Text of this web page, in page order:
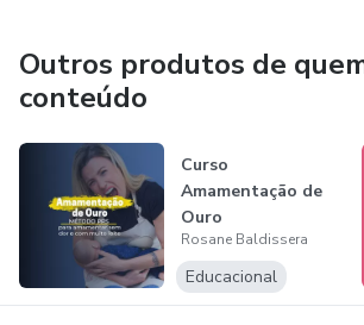
Outros produtos de
conteúdo
Curso
Amamentação de
Ouro
Rosane Baldissera
Educacional